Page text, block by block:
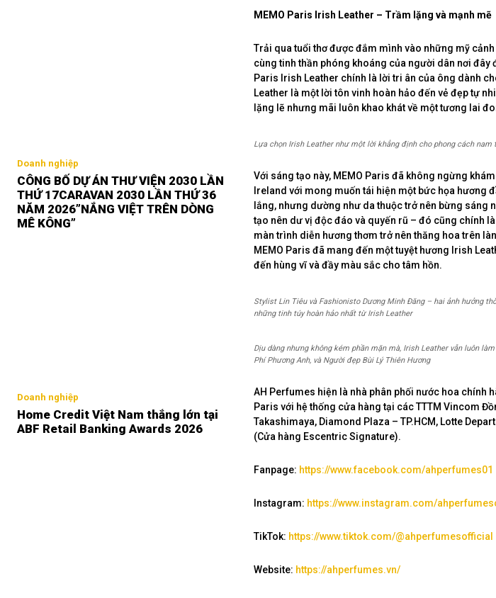
Doanh nghiệp
CÔNG BỐ DỰ ÁN THƯ VIỆN 2030 LẦN
THỨ 17CARAVAN 2030 LẦN THỨ 36
NĂM 2026”NẮNG VIỆT TRÊN DÒNG
MÊ KÔNG”
Doanh nghiệp
Home Credit Việt Nam thắng lớn tại
ABF Retail Banking Awards 2026
MEMO Paris Irish Leather – Trầm lặng và mạnh mẽ
Trải qua tuổi thơ được đắm mình vào những mỹ
cùng tinh thần phóng khoáng của người dân nơi đây
Paris Irish Leather chính là lời tri ân của ông dành
Leather là một lời tôn vinh hoàn hảo đến vẻ đẹp tự
lặng lẽ nhưng mãi luôn khao khát về một tương lai
Lựa chọn Irish Leather như một lời khẳng định cho phong cách
Với sáng tạo này, MEMO Paris đã không ngừng
Ireland với mong muốn tái hiện một bức họa hương
lắng, nhưng dường như da thuộc trở nên bừng sáng
tạo nên dư vị độc đáo và quyến rũ – đó cũng chính
màn trình diễn hương thơm trở nên thăng hoa trên
MEMO Paris đã mang đến một tuyệt hương Irish
đến hùng vĩ và đầy màu sắc cho tâm hồn.
Stylist Lin Tiêu và Fashionisto Dương Minh Đăng – hai ảnh hưởng
những tinh túy hoàn hảo nhất từ Irish Leather
Dịu dàng nhưng không kém phần mặn mà, Irish Leather vẫn luôn
Phí Phương Anh, và Người đẹp Bùi Lý Thiên Hương
AH Perfumes hiện là nhà phân phối nước hoa chính
Paris với hệ thống cửa hàng tại các TTTM Vincom
Takashimaya, Diamond Plaza – TP.HCM, Lotte
(Cửa hàng Escentric Signature).
Fanpage: https://www.facebook.com/ahperfumes01
Instagram: https://www.instagram.com/
TikTok: https://www.tiktok.com/@ahperfumesofficial
Website: https://ahperfumes.vn/